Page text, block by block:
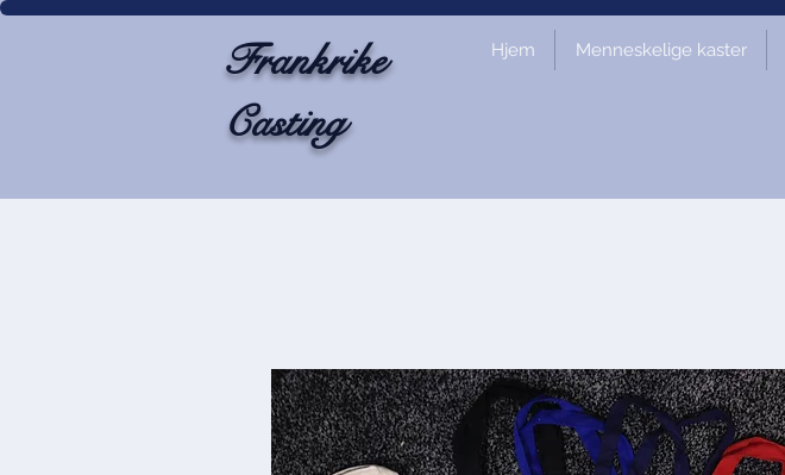
Frankrike
Casting
Hjem Menneskelige kaster